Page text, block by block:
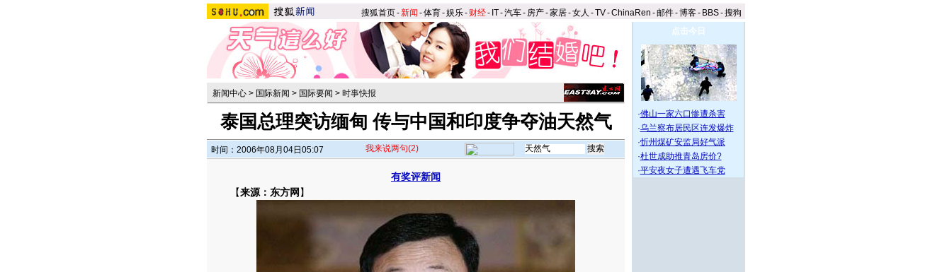
搜狐首页-新闻 -体育-娱乐- 财经- IT-汽车- 房产-家居-女人 -TV-ChinaRen -邮件-博客- BBS-搜狗
新闻中心 > 国际新闻 > 国际要闻 > 时事快报
泰国总理突访缅甸 传与中国和印度争夺油天然气
时间：2006年08月04日05:07 我来说两句(2)
有奖评新闻
【来源：东方网 】
点击今日
·佛山一家六口惨遭杀害
·乌兰察布居民区连发爆炸
·忻州煤矿安监局好气派
·杜世成助推青岛房价?
·平安夜女子遭遇飞车党